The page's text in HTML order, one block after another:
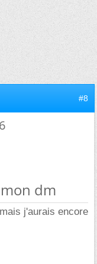
#8
dm
j'aurais encore